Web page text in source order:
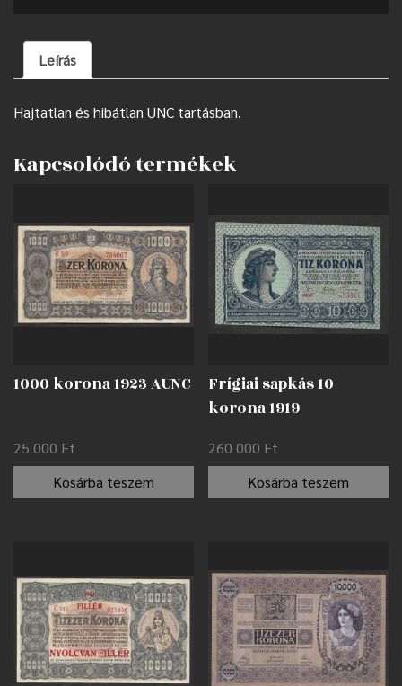
Leírás
Hajtatlan és hibátlan UNC tartásban.
Kapcsolódó termékek
1000 korona 1923 AUNC
25 000 Ft
Kosárba teszem
Frígiai sapkás 10
korona 1919
260 000 Ft
Kosárba teszem